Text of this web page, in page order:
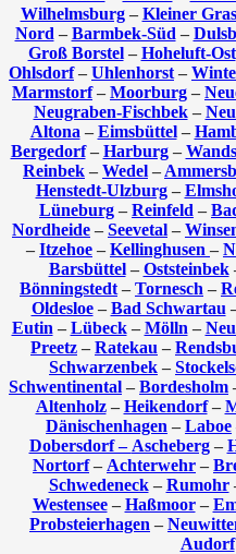
Wilhelmsburg– Kleiner
Nord – Barmbek-Süd –
Groß Borstel– Hoheluft-Ost
Ohlsdorf– Uhlenhorst –
Marmstorf– Moorburg –
Neugraben-Fischbek–
Altona – Eimsbüttel–
Bergedorf– Harburg–
Reinbek – Wedel –
Henstedt-Ulzburg–
Lüneburg – Reinfeld –
Nordheide – Seevetal –
– Itzehoe – Kellinghusen –
Barsbüttel– Oststeinbek
Bönningstedt – Tornesch –
Oldesloe– Bad Schwartau
Eutin – Lübeck– Mölln –
Preetz – Ratekau –
Schwarzenbek –
Schwentinental – Bordesholm
Altenholz– Heikendorf–
Dänischenhagen – Laboe
Dobersdorf – Ascheberg–
Nortorf– Achterwehr –
Schwedeneck– Rumohr
Westensee– Haßmoor–
Probsteierhagen –
Audorf